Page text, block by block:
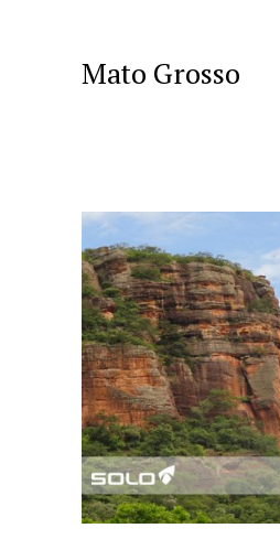
Mato Grosso